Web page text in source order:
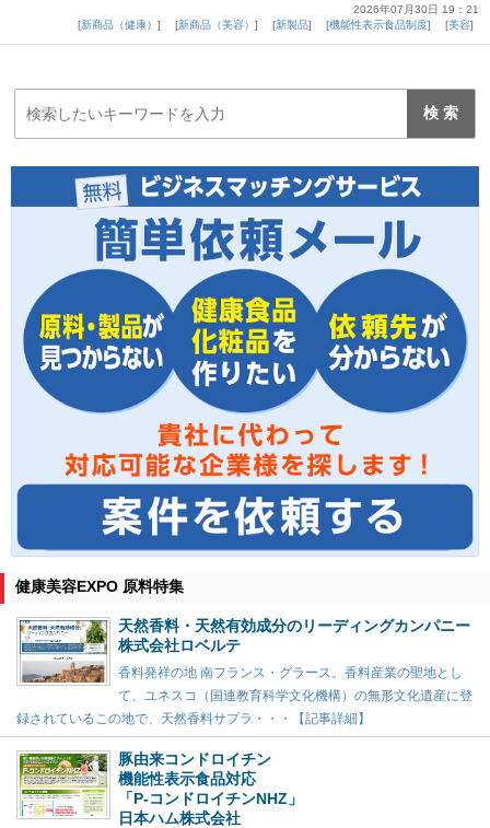
2026年07月30日 19：21
新商品（健康）
新商品（美容） 新製品 機能性表示食品制度 美容
健康美容EXPO 原料特集
天然香料・天然有効成分のリーディングカンパニー
株式会社ロベルテ
香料発祥の地 南フランス・グラース。香料産業の聖地とし
て、ユネスコ（国連教育科学文化機構）の無形文化遺産に登
録されているこの地で、天然香料サプラ・・・【記事詳細】
豚由来コンドロイチン
機能性表示食品対応
「P-コンドロイチンNHZ」
日本ハム株式会社